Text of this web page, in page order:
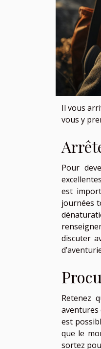
Il vous
vous y
Pour
est
journées
discuter
Retenez
aventures
est
que le
sortez